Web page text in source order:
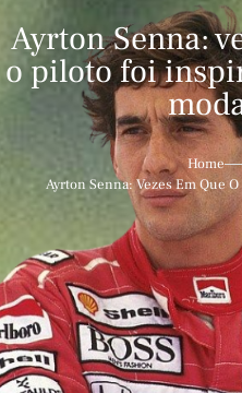
Ayrton Senna:
o piloto foi
Home
Ayrton Senna: Vezes Em Que